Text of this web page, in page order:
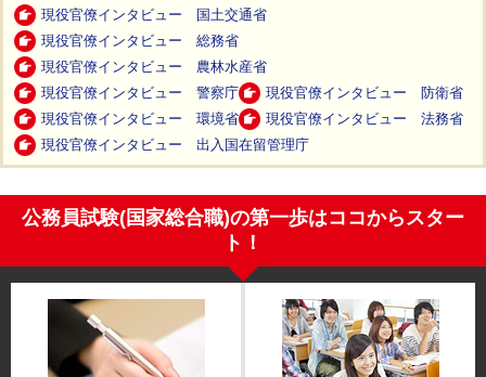
現役官僚インタビュー 国土交通省
現役官僚インタビュー 総務省
現役官僚インタビュー 農林水産省
現役官僚インタビュー 警察庁
現役官僚インタビュー 防衛省
現役官僚インタビュー 環境省
現役官僚インタビュー 法務省
現役官僚インタビュー 出入国在留管理庁
公務員試験(国家総合職)の第一歩はココからスター
ト！